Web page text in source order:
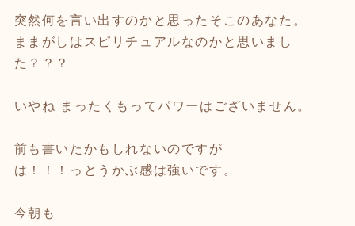
突然何を言い出すのかと思ったそこのあなた。
ままがしはスピリチュアルなのかと思いまし
た？？？
いやね まったくもってパワーはございません。
前も書いたかもしれないのですが
は！！！っとうかぶ感は強いです。
今朝も